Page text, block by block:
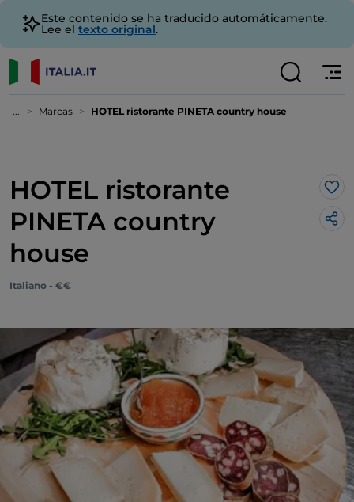
Este contenido se ha traducido automáticamente.
Lee el texto original.
... Marcas HOTEL ristorante PINETA country house
HOTEL ristorante
PINETA country
house
Me
Italiano - €€